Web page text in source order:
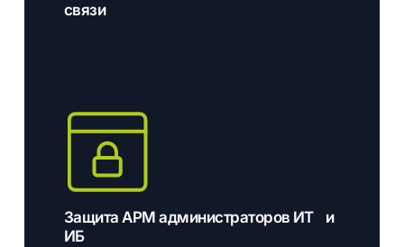
связи
Защита АРМ администраторов ИТ и
ИБ